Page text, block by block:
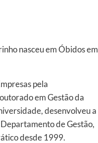
nasceu em Óbidos em
pela
em Gestão da
desenvolveu a
de Gestão,
desde 1999.